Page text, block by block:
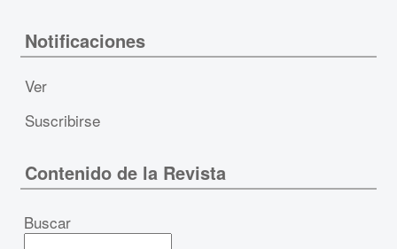
Notificaciones
Ver
Suscribirse
Contenido de la Revista
Buscar